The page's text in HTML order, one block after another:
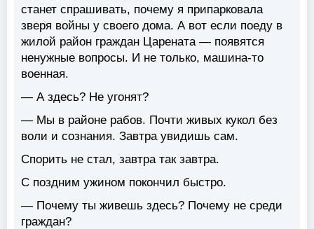
станет спрашивать, почему я припарковала
зверя войны у своего дома. А вот если поеду в
жилой район граждан Царената — появятся
ненужные вопросы. И не только, машина-то
военная.
— А здесь? Не угонят?
— Мы в районе рабов. Почти живых кукол без
воли и сознания. Завтра увидишь сам.
Спорить не стал, завтра так завтра.
С поздним ужином покончил быстро.
— Почему ты живешь здесь? Почему не среди
граждан?